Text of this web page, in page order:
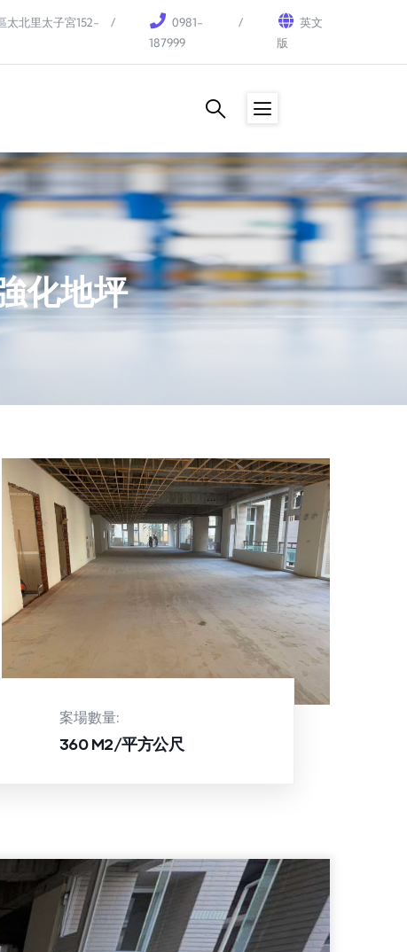
太北里太子宮152-
0981-
187999
英文
版
化地坪
案場數量:
360 M2/平方公尺